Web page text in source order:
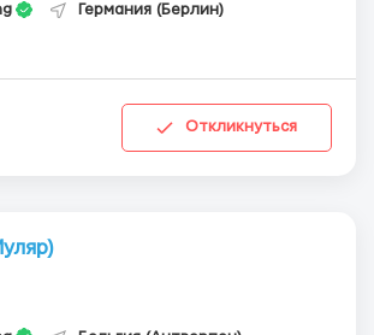
Германия (Берлин)
Откликнуться